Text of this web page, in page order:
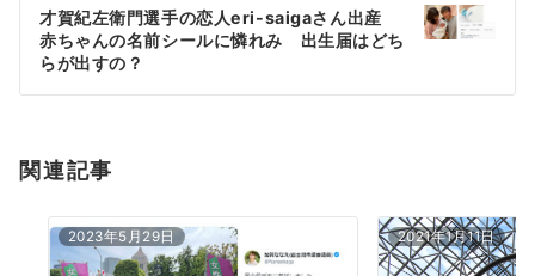
ン
才賀紀左衛門選手の恋人eri-saigaさん出産
赤ちゃんの名前シールに憐れみ 出生届はどち
らが出すの？
関連記事
2023年5月29日 2021年1月11日